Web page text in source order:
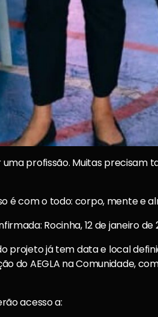
uma profissão. Muitas
é com o todo: corpo, mente e
Rocinha, 12 de janeiro de
projeto já tem data e local
do AEGLA na Comunidade,
acesso a: